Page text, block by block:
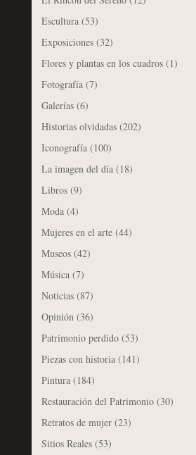
Escultura(53)
Exposiciones(32)
Flores y plantas en los cuadros(1)
Fotografía(7)
Galerías(6)
Historias olvidadas(202)
Iconografía(100)
La imagen del día(18)
Libros(9)
Moda(4)
Mujeres en el arte(44)
Museos(42)
Música(7)
Noticias(87)
Opinión(36)
Patrimonio perdido(53)
Piezas con historia(141)
Pintura(184)
Restauración del Patrimonio(30)
Retratos de mujer(23)
Sitios Reales(53)